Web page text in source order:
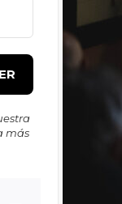
más